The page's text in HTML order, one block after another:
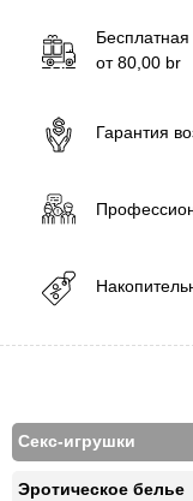
Бесплатная
от80,00 br
Гарантия
Секс-игрушки
Эротическое белье